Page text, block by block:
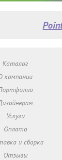
Каталог
компании
Услуги
Оплата
и сборка
Отзывы